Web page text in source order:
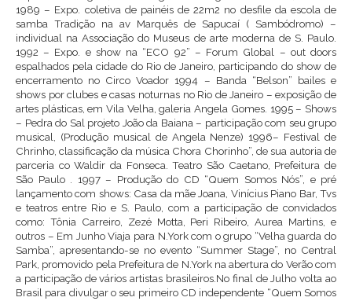
1989 – Expo. coletiva de painéis de 22m2 no desfile da escola de
samba Tradição na av Marquês de Sapucaí ( Sambódromo) –
individual na Associação do Museus de arte moderna de S. Paulo.
1992 – Expo. e show na “ECO 92” – Forum Global – out doors
espalhados pela cidade do Rio de Janeiro, participando do show de
encerramento no Circo Voador 1994 – Banda “Belson” bailes e
shows por clubes e casas noturnas no Rio de Janeiro – exposição de
artes plásticas, em Vila Velha, galeria Angela Gomes. 1995 – Shows
– Pedra do Sal projeto João da Baiana – participação com seu grupo
musical, (Produção musical de Angela Nenze) 1996– Festival de
Chrinho, classificação da música Chora Chorinho”, de sua autoria de
parceria co Waldir da Fonseca. Teatro São Caetano, Prefeitura de
São Paulo . 1997 – Produção do CD “Quem Somos Nós”, e pré
lançamento com shows: Casa da mãe Joana, Vinícius Piano Bar, Tvs
e teatros entre Rio e S. Paulo, com a participação de convidados
como: Tônia Carreiro, Zezé Motta, Peri Ribeiro, Aurea Martins, e
outros – Em Junho Viaja para N.York com o grupo “Velha guarda do
Samba”, apresentando-se no evento “Summer Stage”, no Central
Park, promovido pela Prefeitura de N.York na abertura do Verão com
a participação de vários artistas brasileiros.No final de Julho volta ao
Brasil para divulgar o seu primeiro CD independente “Quem Somos